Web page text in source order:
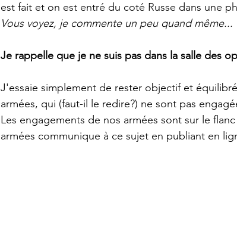
est fait et on est entré du coté Russe dans une
Vous voyez, je commente un peu quand
Je rappelle que je ne suis pas dans la salle des
J'essaie simplement de rester objectif et
armées, qui (faut-il le redire?) ne sont pas
Les engagements de nos armées sont sur le
armées communique à ce sujet en publiant en